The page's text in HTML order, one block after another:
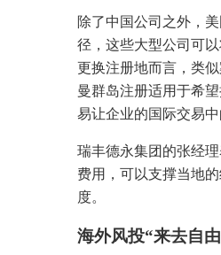
除了中国公司之外，
径，这些大型公司可
更换注册地而言，类
曼群岛注册适用于希
易让企业的国际交易
瑞丰德永集团的张经
费用，可以支撑当地
度。
海外风投“来去自